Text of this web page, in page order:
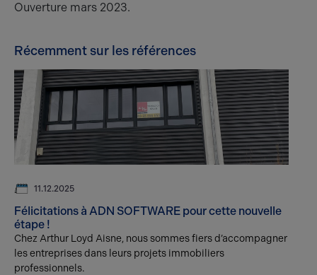
Ouverture mars 2023.
Récemment sur les références
11.12.2025
Félicitations à ADN SOFTWARE pour cette nouvelle
étape !
Chez Arthur Loyd Aisne, nous sommes fiers d’accompagner
les entreprises dans leurs projets immobiliers
professionnels.